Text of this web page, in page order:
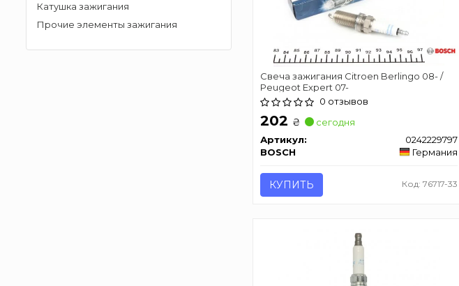
Катушка зажигания
Прочие элементы зажигания
Свеча зажигания Citroen Berlingo 08- /
Peugeot Expert 07-
0 отзывов
202 ₴
сегодня
Артикул:
0242229797
BOSCH
Германия
КУПИТЬ Код: 76717-33